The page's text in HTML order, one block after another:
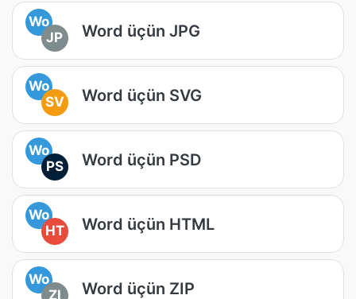
Wo
JP
Word üçün JPG
Wo
SV
Word üçün SVG
Wo
PS
Word üçün PSD
Wo
HT
Word üçün HTML
Wo
ZI
Word üçün ZIP